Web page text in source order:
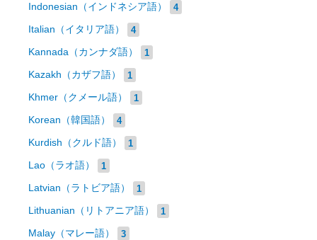
Indonesian（インドネシア語） 4
Italian（イタリア語） 4
Kannada（カンナダ語） 1
Kazakh（カザフ語） 1
Khmer（クメール語） 1
Korean（韓国語） 4
Kurdish（クルド語） 1
Lao（ラオ語） 1
Latvian（ラトビア語） 1
Lithuanian（リトアニア語） 1
Malay（マレー語） 3